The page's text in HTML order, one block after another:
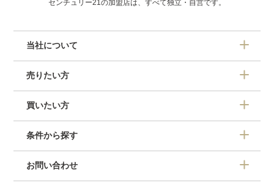
センチュリー21の加盟店は、すべて独立・自営です。
当社について
売りたい方
買いたい方
条件から探す
お問い合わせ